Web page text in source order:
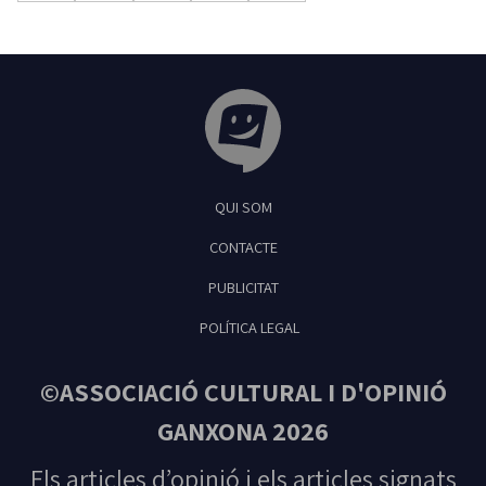
Feliu de Guíxols
QUI SOM
CONTACTE
PUBLICITAT
POLÍTICA LEGAL
©ASSOCIACIÓ CULTURAL I D'OPINIÓ
GANXONA 2026
Els articles d’opinió i els articles signats